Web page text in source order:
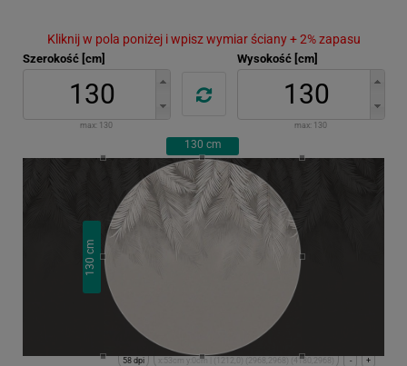
Kliknij w pola poniżej i wpisz wymiar ściany + 2% zapasu
Szerokość [cm]
max: 130
Wysokość [cm]
max: 130
130 cm
130
cm
+
-
x:53cm y:0cm | (1212,0) (2968,2968) (4180,2968)
58 dpi